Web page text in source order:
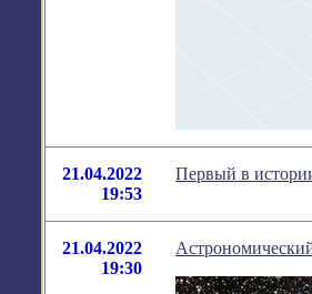
21.04.2022
19:53
Первый в
21.04.2022
19:30